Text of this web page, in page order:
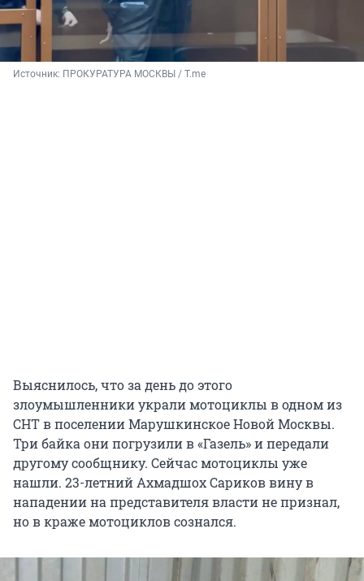
Источник: ПРОКУРАТУРА МОСКВЫ / T.me
Выяснилось, что за день до этого
злоумышленники украли мотоциклы в одном из
СНТ в поселении Марушкинское Новой Москвы.
Три байка они погрузили в «Газель» и передали
другому сообщнику. Сейчас мотоциклы уже
нашли. 23-летний Ахмадшох Сариков вину в
нападении на представителя власти не признал,
но в краже мотоциклов сознался.